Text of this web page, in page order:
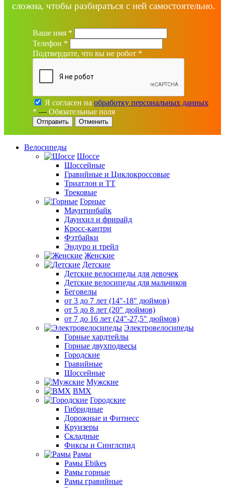
сложна, чтобы разбираться с ней самостоятельно.
Ваше имя *
Телефон *
Подтвердите, что вы не робот *
Я согласен на обработку персональных данных
* — Обязательные поля
Отменить
Велосипеды
Шоссе
Шоссейные
Гравийные и Циклокроссовые
Триатлон и ТТ
Трековые
Горные
Маунтинбайк
Даунхил и фрирайд
Кросс-кантри
Фэтбайки
Эндуро и трейл
Женские
Детские
Детские велосипеды для девочек
Детские велосипеды для мальчиков
Беговелы
от 3 до 7 лет (14"-18" дюймов)
от 5 до 8 лет (20" дюймов)
от 7 до 16 лет (24"-27,5" дюймов)
Электровелосипеды
Горные хардтейлы
Горные двухподвесы
Городские
Гравийные
Шоссейные
Мужские
BMX
Городские
Гибридные
Дорожные и Фитнесс
Круизеры
Складные
Фиксы и Синглспид
Рамы
Рамы Ebikes
Рамы горные
Рамы гравийные